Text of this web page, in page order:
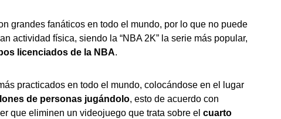
grandes fanáticos en todo el mundo, por lo que no puede
actividad física, siendo la “NBA 2K” la serie más popular,
licenciados de la NBA.
practicados en todo el mundo, colocándose en el lugar
de personas jugándolo, esto de acuerdo con
que eliminen un videojuego que trata sobre el cuarto